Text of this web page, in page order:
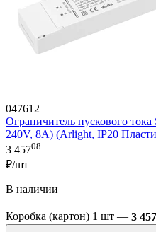
047612
Ограничитель пускового
240V, 8A) (Arlight, IP20
3 45708
₽/шт
В наличии
Коробка (картон) 1 шт — 3 457